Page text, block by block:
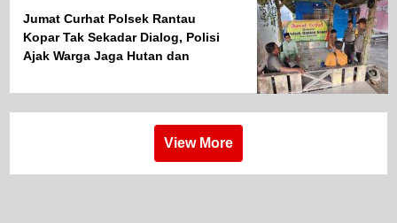
Jumat Curhat Polsek Rantau
Kopar Tak Sekadar Dialog, Polisi
Ajak Warga Jaga Hutan dan
View More